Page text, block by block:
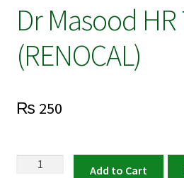
Dr Masood HR
(RENOCAL)
₨ 250
Add to Cart